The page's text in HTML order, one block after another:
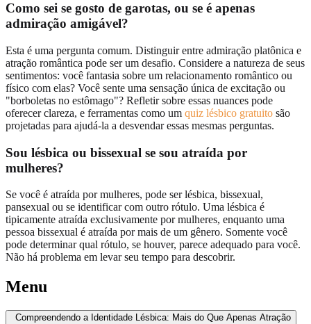
Como sei se gosto de garotas, ou se é apenas
admiração amigável?
Esta é uma pergunta comum. Distinguir entre admiração platônica e
atração romântica pode ser um desafio. Considere a natureza de seus
sentimentos: você fantasia sobre um relacionamento romântico ou
físico com elas? Você sente uma sensação única de excitação ou
"borboletas no estômago"? Refletir sobre essas nuances pode
oferecer clareza, e ferramentas como um quiz lésbico gratuito são
projetadas para ajudá-la a desvendar essas mesmas perguntas.
Sou lésbica ou bissexual se sou atraída por
mulheres?
Se você é atraída por mulheres, pode ser lésbica, bissexual,
pansexual ou se identificar com outro rótulo. Uma lésbica é
tipicamente atraída exclusivamente por mulheres, enquanto uma
pessoa bissexual é atraída por mais de um gênero. Somente você
pode determinar qual rótulo, se houver, parece adequado para você.
Não há problema em levar seu tempo para descobrir.
Menu
Compreendendo a Identidade Lésbica: Mais do Que Apenas Atração